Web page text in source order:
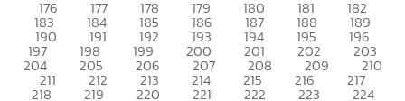
176 177 178 179 180 181 182
183 184 185 186 187 188 189
190 191 192 193 194 195 196
197 198 199 200 201 202 203
204 205 206 207 208 209 210
211 212 213 214 215 216 217
218 219 220 221 222 223 224